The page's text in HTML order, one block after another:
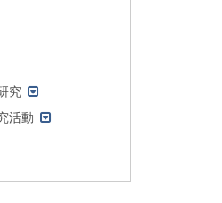
究
活動